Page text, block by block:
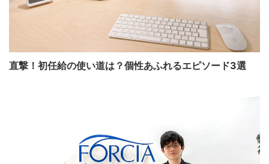
直撃！初任給の使い道は？個性あふれるエピソード3選